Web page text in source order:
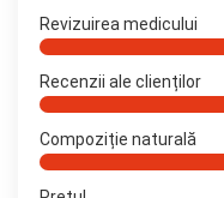
Revizuirea medicului
Recenzii ale clienților
Compoziție naturală